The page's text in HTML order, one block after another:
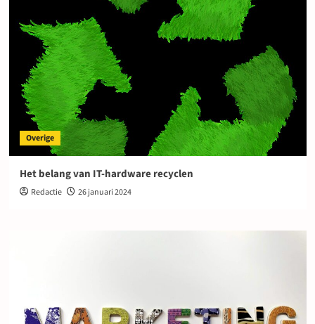
Overige
Het belang van IT-hardware recyclen
Redactie 26 januari 2024